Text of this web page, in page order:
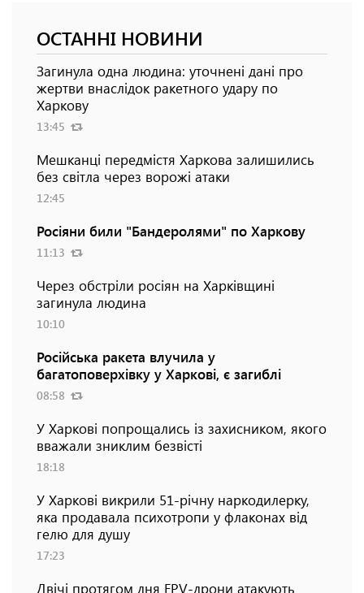
ОСТАННІ НОВИНИ
Загинула одна людина: уточнені дані про
жертви внаслідок ракетного удару по
Харкову
13:45
Мешканці передмістя Харкова залишились
без світла через ворожі атаки
12:45
Росіяни били "Бандеролями" по Харкову
11:13
Через обстріли росіян на Харківщині
загинула людина
10:10
Російська ракета влучила у
багатоповерхівку у Харкові, є загиблі
08:58
У Харкові попрощались із захисником, якого
вважали зниклим безвісті
18:18
У Харкові викрили 51-річну наркодилерку,
яка продавала психотропи у флаконах від
гелю для душу
17:23
Двічі протягом дня FPV-дрони атакують